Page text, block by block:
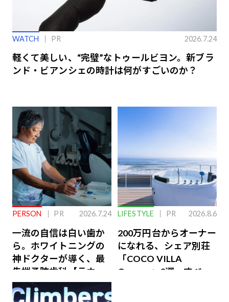
WATCH PR 2026.7.24
軽くて美しい、“完璧”なトゥールビヨン。新ブラ
ンド・ビアンシェの時計は何がすごいのか？
PERSON PR 2026.7.24
一流の自信は白い歯か
ら。ホワイトニングの
神ドクターが導く、最
先端予防歯科【ラウン
ジ会員特典あり】
LIFESTYLE PR 2026.8.6
200万円台からオーナー
になれる、シェア別荘
「COCO VILLA
Owners」3選。すべて